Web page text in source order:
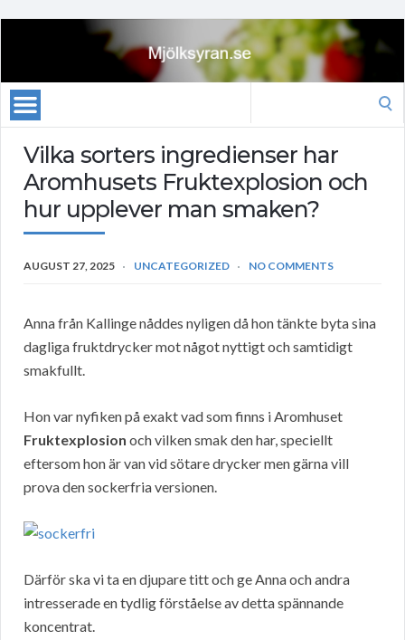
Vilka sorters ingredienser har
Aromhusets Fruktexplosion och
hur upplever man smaken?
AUGUST 27, 2025 UNCATEGORIZED NO COMMENTS
Anna från Kallinge nåddes nyligen då hon tänkte byta sina
dagliga fruktdrycker mot något nyttigt och samtidigt
smakfullt.
Hon var nyfiken på exakt vad som finns i Aromhuset
Fruktexplosion och vilken smak den har, speciellt
eftersom hon är van vid sötare drycker men gärna vill
prova den sockerfria versionen.
Därför ska vi ta en djupare titt och ge Anna och andra
intresserade en tydlig förståelse av detta spännande
koncentrat.